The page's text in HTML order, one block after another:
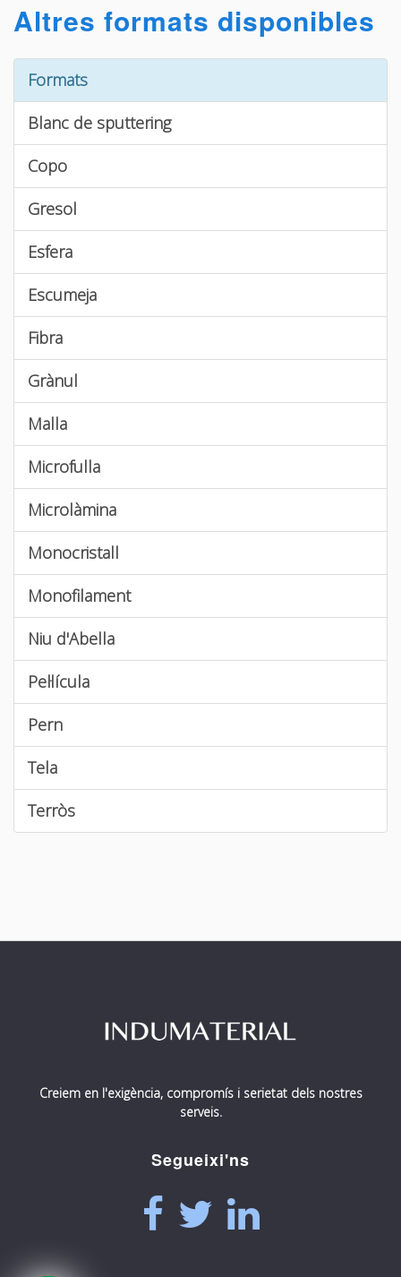
Altres formats disponibles
Formats
Blanc de sputtering
Copo
Gresol
Esfera
Escumeja
Fibra
Grànul
Malla
Microfulla
Microlàmina
Monocristall
Monofilament
Niu d'Abella
Pel·lícula
Pern
Tela
Terròs
Creiem en l'exigència, compromís i serietat dels nostres
serveis.
Segueixi'ns